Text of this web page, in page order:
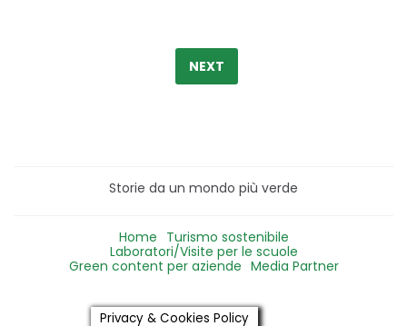
NEXT
Storie da un mondo più verde
Home Turismo sostenibile
Laboratori/Visite per le scuole
Green content per aziende Media Partner
Privacy & Cookies Policy